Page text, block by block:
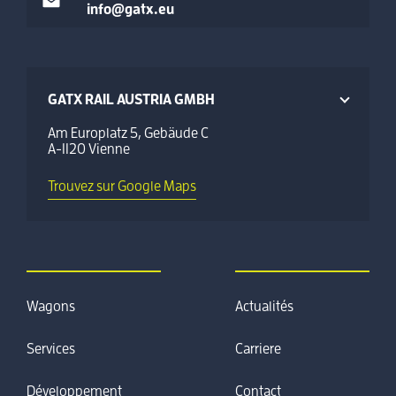
info@gatx.eu
GATX RAIL AUSTRIA GMBH
Am Europlatz 5, Gebäude C
A-1120 Vienne
Trouvez sur Google Maps
Wagons
Services
Développement
Actualités
Carriere
Contact